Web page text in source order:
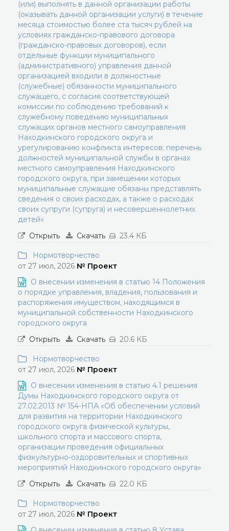
(или) выполнять в данной организации работы
(оказывать данной организации услуги) в течение
месяца стоимостью более ста тысяч рублей на
условиях гражданско-правового договора
(гражданско-правовых договоров), если
отдельные функции муниципального
(административного) управления данной
организацией входили в должностные
(служебные) обязанности муниципального
служащего, с согласия соответствующей
комиссии по соблюдению требований к
служебному поведению муниципальных
служащих органов местного самоуправления
Находкинского городского округа и
урегулированию конфликта интересов; перечень
должностей муниципальной службы в органах
местного самоуправления Находкинского
городского округа, при замещении которых
муниципальные служащие обязаны представлять
сведения о своих расходах, а также о расходах
своих супруги (супруга) и несовершеннолетних
детей»
Открыть
Скачать 23.4 КБ
Нормотворчество
от 27 июл, 2026 № Проект
О внесении изменения в статью 14 Положения
о порядке управления, владения, пользования и
распоряжения имуществом, находящимся в
муниципальной собственности Находкинского
городского округа
Открыть
Скачать 20.6 КБ
Нормотворчество
от 27 июл, 2026 № Проект
О внесении изменения в статью 4.1 решения
Думы Находкинского городского округа от
27.02.2013 № 154-НПА «Об обеспечении условий
для развития на территории Находкинского
городского округа физической культуры,
школьного спорта и массового спорта,
организации проведения официальных
физкультурно-оздоровительных и спортивных
мероприятий Находкинского городского округа»
Открыть
Скачать 22.0 КБ
Нормотворчество
от 27 июл, 2026 № Проект